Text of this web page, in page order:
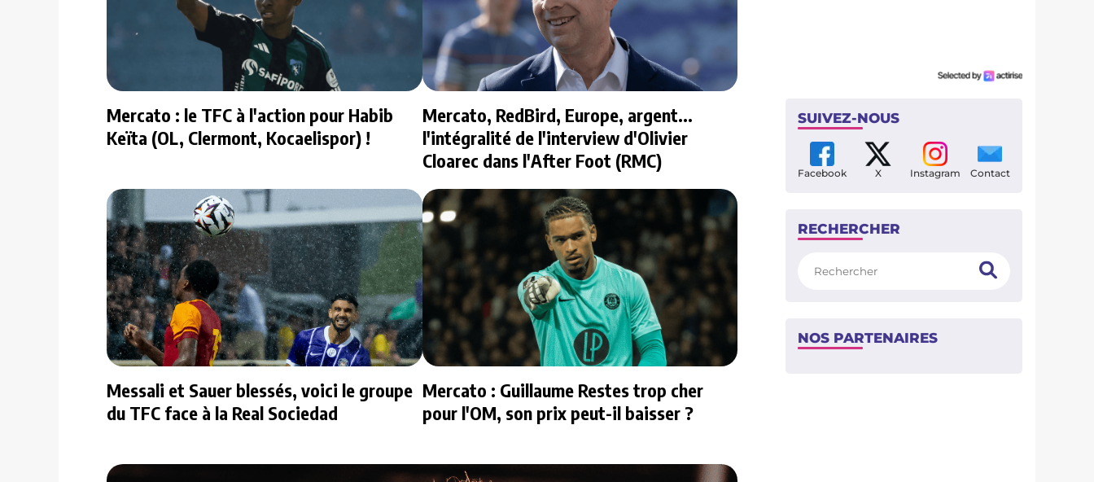
Mercato : le TFC à l'action pour Habib
Keïta (OL, Clermont, Kocaelispor) !
Mercato, RedBird, Europe, argent...
l'intégralité de l'interview d'Olivier
Cloarec dans l'After Foot (RMC)
Messali et Sauer blessés, voici le groupe
du TFC face à la Real Sociedad
Mercato : Guillaume Restes trop cher
pour l'OM, son prix peut-il baisser ?
SUIVEZ-NOUS
Facebook X Instagram Contact
RECHERCHER
NOS PARTENAIRES